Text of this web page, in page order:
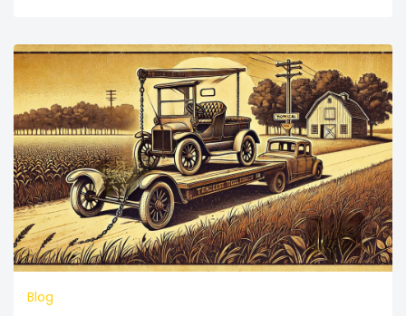
Blog